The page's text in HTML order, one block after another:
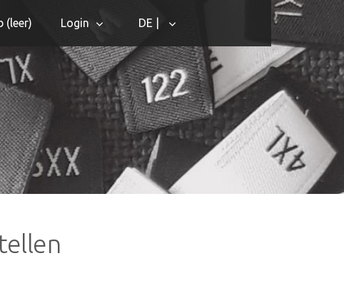
(leer) Login DE |